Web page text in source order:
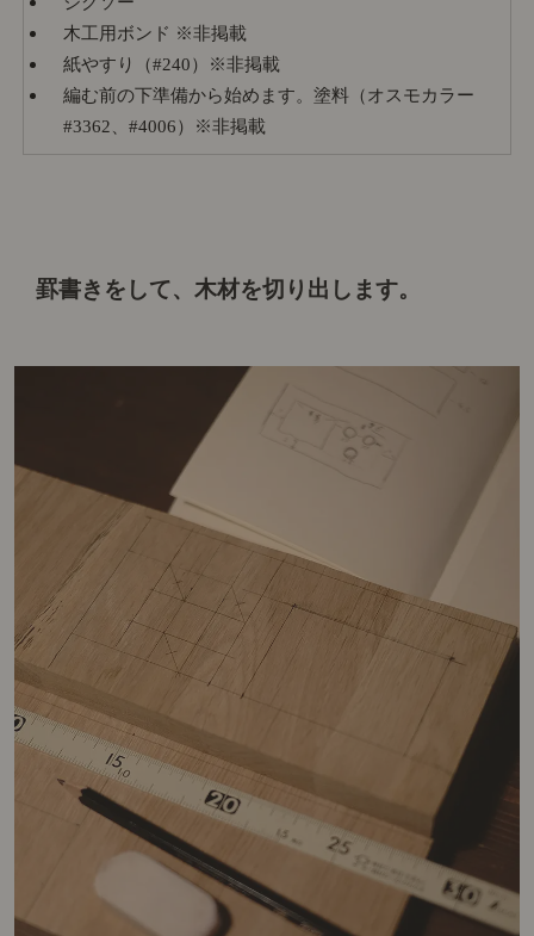
木工用ボンド ※非掲載
紙やすり（#240）※非掲載
編む前の下準備から始めます。塗料（オスモカラー
#3362、#4006）※非掲載
罫書きをして、木材を切り出します。